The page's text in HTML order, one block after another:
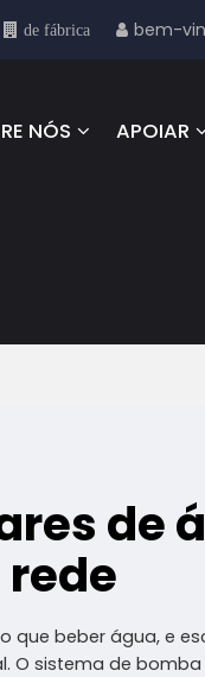
de fábrica bem-
NÓS APOIAR
de
que beber água, e
O sistema de bomba